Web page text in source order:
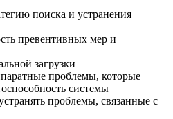
поиска и устранения
превентивных мер и
загрузки
проблемы, которые
системы
проблемы, связанные с